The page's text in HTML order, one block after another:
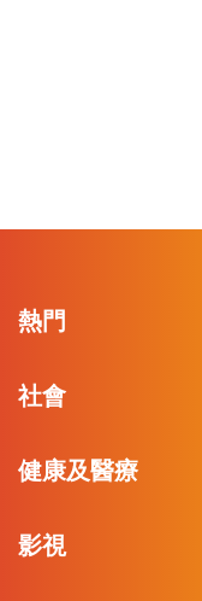
熱門
社會
健康及醫療
影視